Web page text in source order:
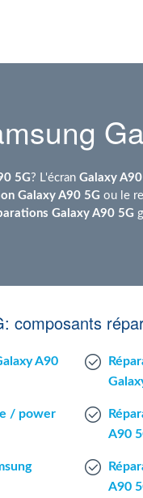
5G? L'écran Galaxy
Galaxy A90 5G ou le
Galaxy A90 5G
composants
A90
/ power
A90
A90